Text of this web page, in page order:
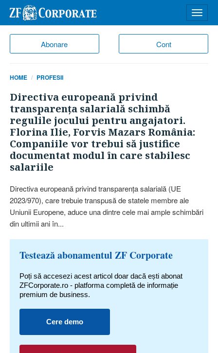
Abonare Cont
meniu
HOME PROFESII
Directiva europeană privind
transparenţa salarială schimbă
regulile jocului pentru angajatori.
Florina Ilie, Forvis Mazars România:
Companiile vor trebui să justifice
documentat modul în care stabilesc
salariile
Directiva europeană privind transparenţa salarială (UE
2023/970), care trebuie transpusă de statele membre ale
Uniunii Europene, aduce una dintre cele mai ample schimbări
din ultimii ani în...
Testează abonamentul ZF Corporate
Poți să accesezi acest articol doar dacă ești abonat
ZFCorporate.ro - platforma completă de informație
premium de business.
Cere demo